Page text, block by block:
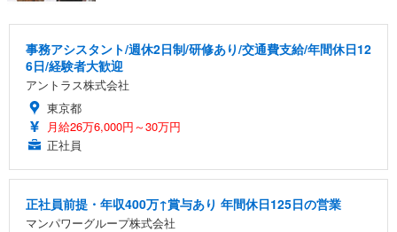
事務アシスタント/週休2日制/研修あり/交通費支給/年間休日12
6日/経験者大歓迎
アントラス株式会社
東京都
月給26万6,000円～30万円
正社員
正社員前提・年収400万↑賞与あり 年間休日125日の営業
マンパワーグループ株式会社